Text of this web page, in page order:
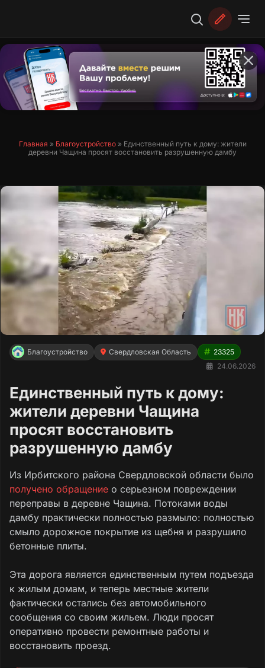
Главная » Благоустройство» Единственный путь к дому: жители
деревни Чащина просят восстановить разрушенную дамбу
Благоустройство Свердловская Область
23325
24.06.2026
Единственный путь к дому:
жители деревни Чащина
просят восстановить
разрушенную дамбу
Из Ирбитского района Свердловской области было
получено обращение о серьезном повреждении
переправы в деревне Чащина. Потоками воды
дамбу практически полностью размыло: полностью
смыло дорожное покрытие из щебня и разрушило
бетонные плиты.
Эта дорога является единственным путем подъезда
к жилым домам, и теперь местные жители
фактически остались без автомобильного
сообщения со своим жильем. Люди просят
оперативно провести ремонтные работы и
восстановить проезд.